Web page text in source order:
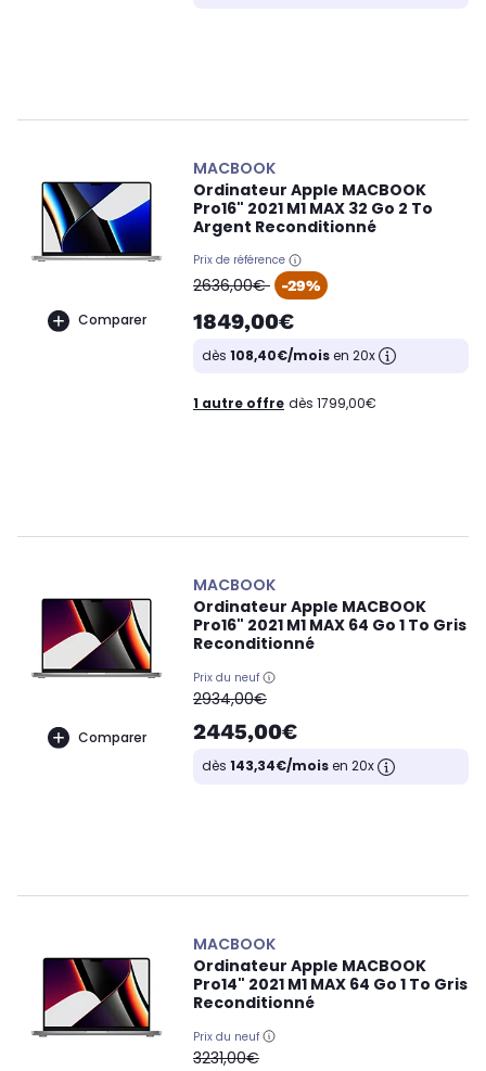
Comparer
MACBOOK
Ordinateur Apple MACBOOK
Pro16" 2021 M1 MAX 32 Go 2 To
Argent Reconditionné
Prix de référence
oldPrice
2636,00€ -29%
1849,00€
dès 108,40€/moisen 20x
1 autre offre dès 1799,00€
Comparer
MACBOOK
Ordinateur Apple MACBOOK
Pro16" 2021 M1 MAX 64 Go 1 To Gris
Reconditionné
Prix du neuf
oldPrice
2934,00€
2445,00€
dès 143,34€/moisen 20x
MACBOOK
Ordinateur Apple MACBOOK
Pro14" 2021 M1 MAX 64 Go 1 To Gris
Reconditionné
Prix du neuf
oldPrice
3231,00€